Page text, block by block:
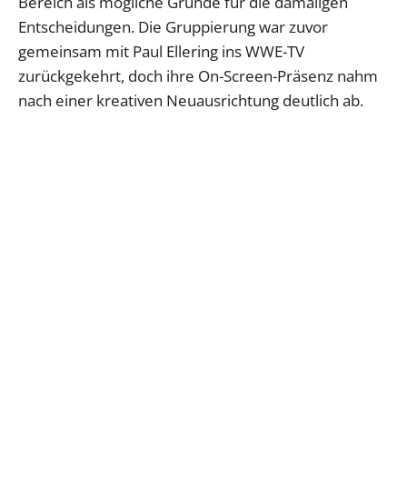
Entscheidungen. Die Gruppierung war zuvor
gemeinsam mit Paul Ellering ins WWE-TV
zurückgekehrt, doch ihre On-Screen-Präsenz nahm
nach einer kreativen Neuausrichtung deutlich ab.